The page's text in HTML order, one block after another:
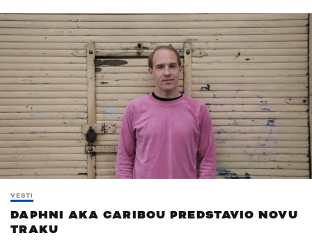
VESTI
DAPHNI AKA CARIBOU PREDSTAVIO NOVU
TRAKU